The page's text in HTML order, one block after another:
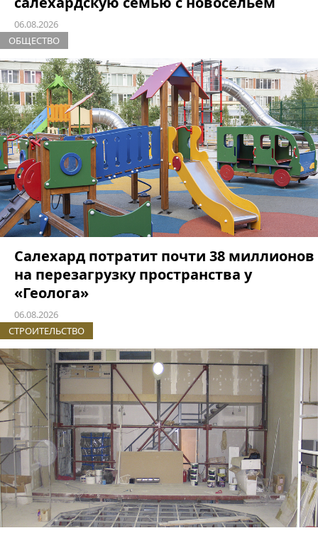
06.08.2026
ОБЩЕСТВО
Салехард потратит почти 38 миллионов
на перезагрузку пространства у
«Геолога»
06.08.2026
СТРОИТЕЛЬСТВО